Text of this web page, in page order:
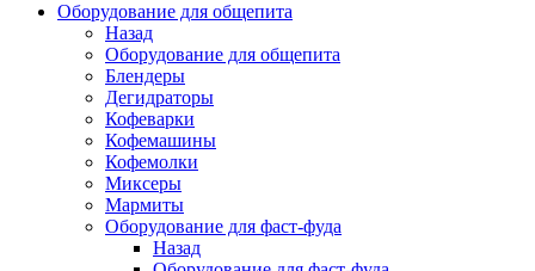
Оборудование для общепита
Назад
Оборудование для общепита
Блендеры
Дегидраторы
Кофеварки
Кофемашины
Кофемолки
Миксеры
Мармиты
Оборудование для фаст-фуда
Назад